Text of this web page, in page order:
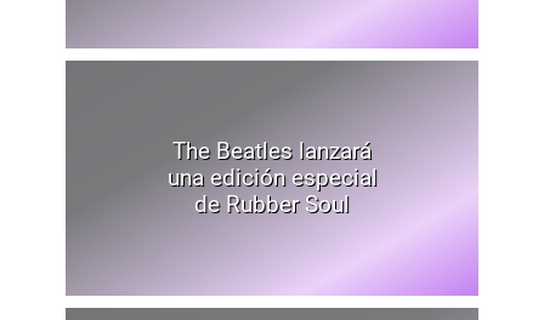
The Beatles lanzará
una edición especial
de Rubber Soul